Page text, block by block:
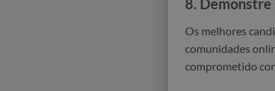
8. Demonstre
Os melhores
comunidades
comprometido